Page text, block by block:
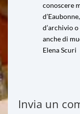
conoscere
d’archivio
anche di
Elena Scuri
Invia un